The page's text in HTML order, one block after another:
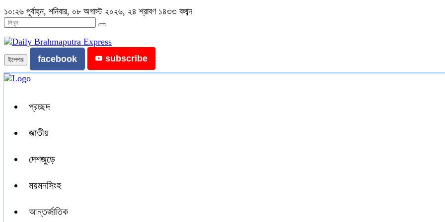
১০:২৬ পূর্বাহ্ন, শনিবার, ০৮ অগাস্ট ২০২৬, ২৪ শ্রাবণ ১৪৩৩ বঙ্গাব্দ
ইপেপার facebook subscribe
প্রচ্ছদ
জাতীয়
দেশজুড়ে
ময়মনসিংহ
আন্তর্জাতিক